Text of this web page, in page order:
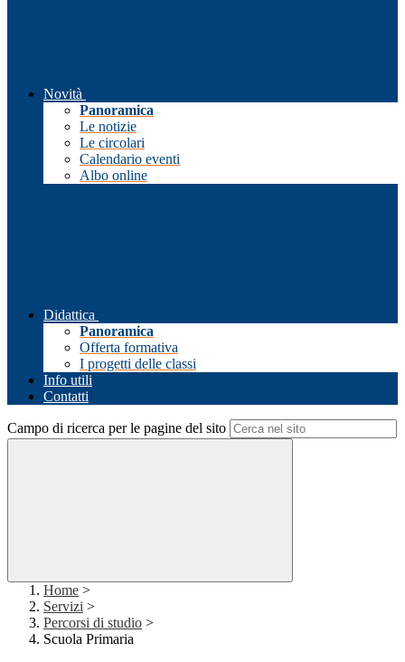
Novità
Panoramica
Le notizie
Le circolari
Calendario eventi
Albo online
Didattica
Panoramica
Offerta formativa
I progetti delle classi
Info utili
Contatti
Campo di ricerca per le pagine del sito
Home >
Servizi >
Percorsi di studio >
Scuola Primaria